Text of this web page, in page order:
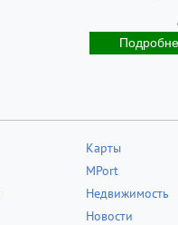
Карты
MPort
Недвижимость
Новости